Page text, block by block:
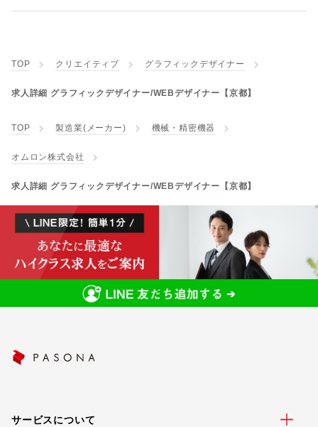
TOP クリエイティブ グラフィックデザイナー
求人詳細 グラフィックデザイナー/WEBデザイナー【京都】
TOP 製造業(メーカー) 機械・精密機器
オムロン株式会社
求人詳細 グラフィックデザイナー/WEBデザイナー【京都】
サービスについて